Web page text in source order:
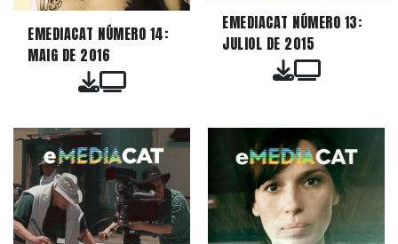
EMEDIACAT NÚMERO 14:
MAIG DE 2016
EMEDIACAT NÚMERO 13:
JULIOL DE 2015